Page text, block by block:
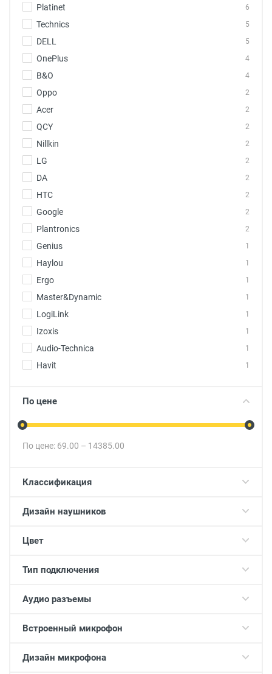
Platinet 6
Technics 5
DELL 5
OnePlus 4
B&O 4
Oppo 2
Acer 2
QCY 2
Nillkin 2
LG 2
DA 2
HTC 2
Google 2
Plantronics 2
Genius 1
Haylou 1
Ergo 1
Master&Dynamic 1
LogiLink 1
Izoxis 1
Audio-Technica 1
Havit 1
По цене
По цене: 69.00 – 14385.00
Классификация
Дизайн наушников
Цвет
Тип подключения
Аудио разъемы
Встроенный микрофон
Дизайн микрофона